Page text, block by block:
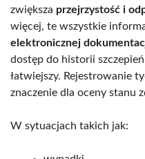
zwiększa przejrzystość i
więcej, te wszystkie
elektronicznej
dostęp do historii
łatwiejszy. Rejestrowanie
znaczenie dla oceny stanu
W sytuacjach takich jak: